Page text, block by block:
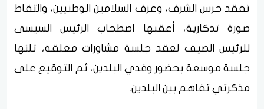
تفقد حرس الشرف، وعزف السلامين الوطنيين، والتقاط
صورة تذكارية، أعقبها اصطحاب الرئيس السيسى
للرئيس الضيف لعقد جلسة مشاورات مغلقة، تلتها
جلسة موسعة بحضور وفدي البلدين، ثم التوقيع على
مذكرتي تفاهم بين البلدين.